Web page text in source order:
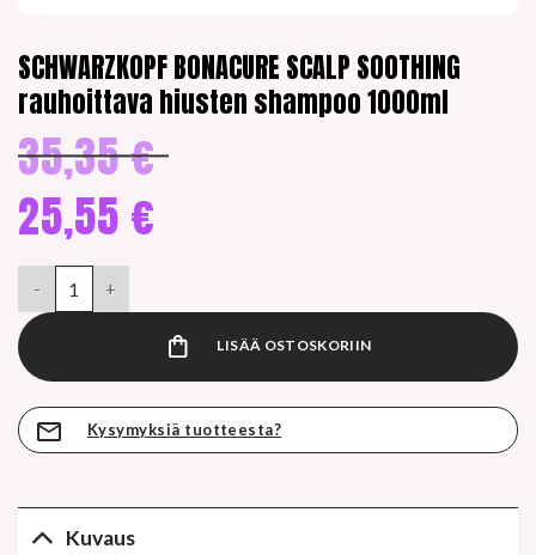
SCHWARZKOPF BONACURE SCALP SOOTHING
rauhoittava hiusten shampoo 1000ml
35,35€ hinta
25,55 €
hinta
on:
25,55 €.
LISÄÄ OSTOSKORIIN
Kysymyksiä tuotteesta?
Kuvaus